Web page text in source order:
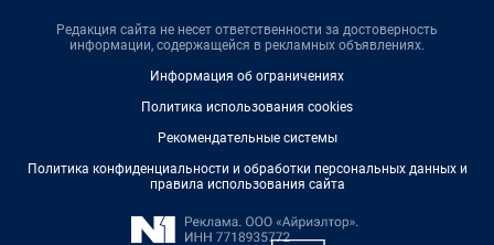
Редакция сайта не несет ответственности за достоверность
информации, содержащейся в рекламных объявлениях.
Информация об ограничениях
Политика использования cookies
Рекомендательные системы
Политика конфиденциальности и обработки персональных данных и
правила использования сайта